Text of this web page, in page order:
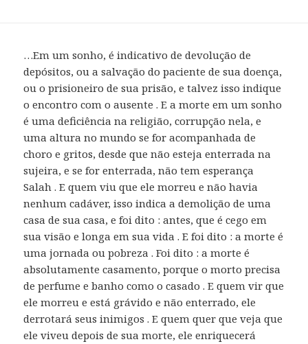
…Em um sonho, é indicativo de devolução de
depósitos, ou a salvação do paciente de sua doença,
ou o prisioneiro de sua prisão, e talvez isso indique
o encontro com o ausente . E a morte em um sonho
é uma deficiência na religião, corrupção nela, e
uma altura no mundo se for acompanhada de
choro e gritos, desde que não esteja enterrada na
sujeira, e se for enterrada, não tem esperança
Salah . E quem viu que ele morreu e não havia
nenhum cadáver, isso indica a demolição de uma
casa de sua casa, e foi dito : antes, que é cego em
sua visão e longa em sua vida . E foi dito : a morte é
uma jornada ou pobreza . Foi dito : a morte é
absolutamente casamento, porque o morto precisa
de perfume e banho como o casado . E quem vir que
ele morreu e está grávido e não enterrado, ele
derrotará seus inimigos . E quem quer que veja que
ele viveu depois de sua morte, ele enriquecerá